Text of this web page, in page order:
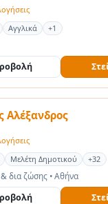
Αγγλικά +1
Αλέξανδρος
Μελέτη Δημοτικού +32
δια ζώσης •Αθήνα